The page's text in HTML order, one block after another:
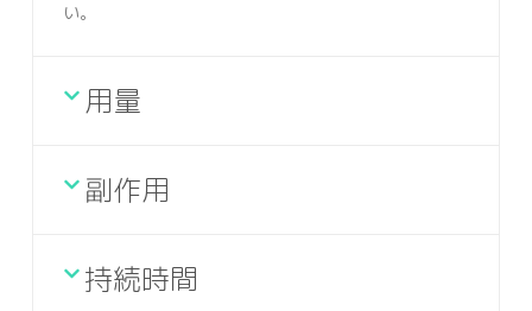
い。
用量
副作用
持続時間